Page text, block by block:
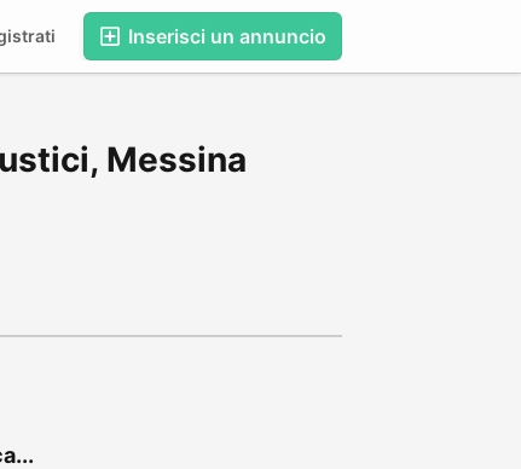
Inserisci un annuncio
Messina